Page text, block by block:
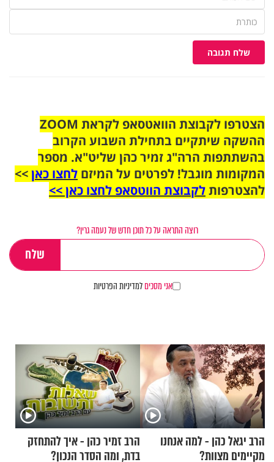
שלח תגובה
הצטרפו לקבוצת הוואטסאפ לקראת ZOOM
ההשקה שיתקיים בתחילת השבוע הקרוב
בהשתתפות הרה"ג זמיר כהן שליט"א. מספר
המקומות מוגבל! לפרטים על המיזם לחצו כאן>>
להצטרפותלקבוצת הווטסאפ לחצו כאן >>
רוצה התראה על כל תוכן חדש של נעמה גרין?
אני מסכיםלמדיניות הפרטיות
הרב יגאל כהן - למה אנחנו
מקיימים מצוות?
הרב זמיר כהן - איך להתחזק
בדת, ומה הסדר הנכון?